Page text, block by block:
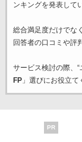
ンキングを発表して
総合満足度だけでな
回答者の口コミや評
サービス検討の際、
FP」選びにお役立て
PR